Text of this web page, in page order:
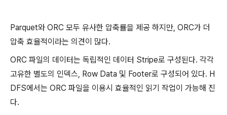
Parquet와 ORC 모두 유사한 압축률을 제공 하지만, ORC가 더
압축 효율적이라는 의견이 많다.
ORC 파일의 데이터는 독립적인 데이터 Stripe로 구성된다. 각각
고유한 별도의 인덱스, Row Data 및 Footer로 구성되어 있다. H
DFS에서는 ORC 파일을 이용시 효율적인 읽기 작업이 가능해 진
다.